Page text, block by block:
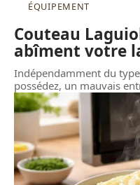
ÉQUIPEMENT
Couteau
abîment votre
Indépendamment du
possédez, un mauvais